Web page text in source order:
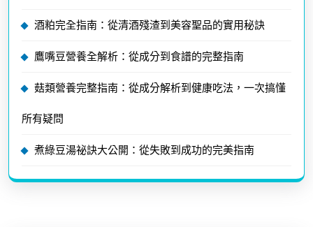
酒粕完全指南：從清酒殘渣到美容聖品的實用秘訣
鷹嘴豆營養全解析：從成分到食譜的完整指南
菇類營養完整指南：從成分解析到健康吃法，一次搞懂
所有疑問
煮綠豆湯祕訣大公開：從失敗到成功的完美指南